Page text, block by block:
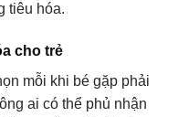
tiêu hóa.
cho trẻ
mỗi khi bé gặp phải
ai có thể phủ nhận